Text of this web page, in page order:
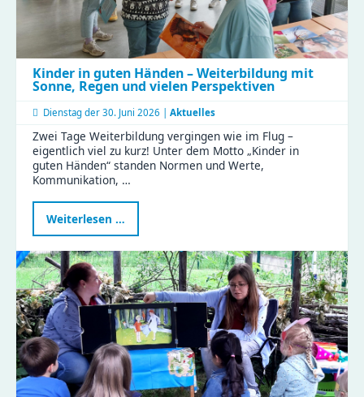
Kinder in guten Händen – Weiterbildung mit
Sonne, Regen und vielen Perspektiven
Dienstag der 30. Juni 2026 | Aktuelles
Zwei Tage Weiterbildung vergingen wie im Flug –
eigentlich viel zu kurz! Unter dem Motto „Kinder in
guten Händen“ standen Normen und Werte,
Kommunikation, …
Weiterlesen …
in
Händen
–
Weiterbildung
mit
Sonne,
Regen
und
vielen
Perspektiven